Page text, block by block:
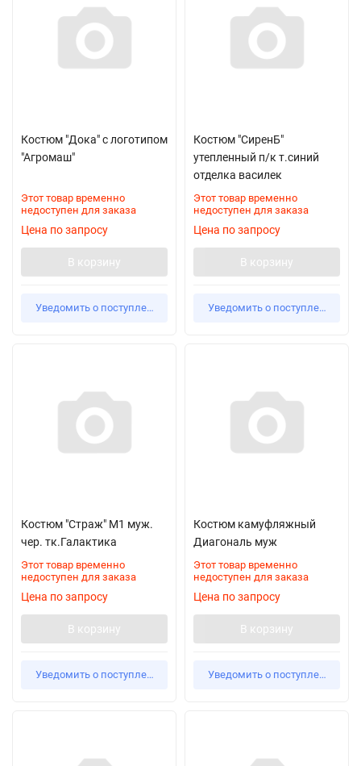
Костюм "Дока" с логотипом
"Агромаш"
Этот товар временно
недоступен для заказа
Цена по запросу
В корзину
Уведомить о поступлении
Костюм "СиренБ"
утепленный п/к т.синий
отделка василек
Этот товар временно
недоступен для заказа
Цена по запросу
В корзину
Уведомить о поступлении
Костюм "Страж" М1 муж.
чер. тк.Галактика
Этот товар временно
недоступен для заказа
Цена по запросу
В корзину
Уведомить о поступлении
Костюм камуфляжный
Диагональ муж
Этот товар временно
недоступен для заказа
Цена по запросу
В корзину
Уведомить о поступлении